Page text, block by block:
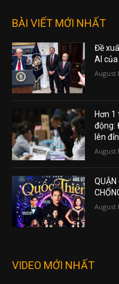
BÀI VIẾT MỚI NHẤT
Đề
AI
August
Hơn
động:
lên
August
QUẬN
August
VIDEO MỚI NHẤT